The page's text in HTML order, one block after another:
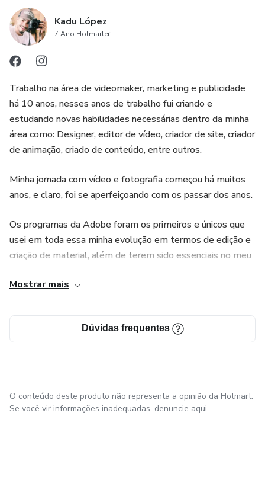
Kadu López
7 Ano Hotmarter
Trabalho na área de videomaker, marketing e publicidade
há 10 anos, nesses anos de trabalho fui criando e
estudando novas habilidades necessárias dentro da minha
área como: Designer, editor de vídeo, criador de site, criador
de animação, criado de conteúdo, entre outros.
Minha jornada com vídeo e fotografia começou há muitos
anos, e claro, foi se aperfeiçoando com os passar dos anos.
Os programas da Adobe foram os primeiros e únicos que
usei em toda essa minha evolução em termos de edição e
criação de material, além de terem sido essenciais no meu
Mostrar mais
Dúvidas frequentes
O conteúdo deste produto não representa a opinião da Hotmart.
Se você vir informações inadequadas, denuncie aqui